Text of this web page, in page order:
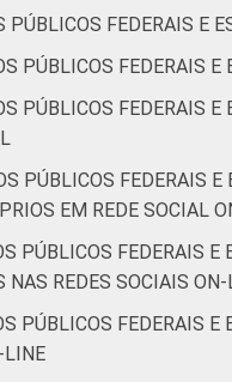
PÚBLICOS FEDERAIS E
PÚBLICOS FEDERAIS
PÚBLICOS FEDERAIS
PÚBLICOS FEDERAIS
EM REDE SOCIAL
PÚBLICOS FEDERAIS
NAS REDES SOCIAIS
PÚBLICOS FEDERAIS
LINE